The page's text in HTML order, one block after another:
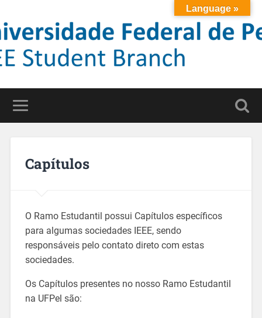
Capítulos
O Ramo Estudantil possui Capítulos específicos
para algumas sociedades IEEE, sendo
responsáveis pelo contato direto com estas
sociedades.
Os Capítulos presentes no nosso Ramo Estudantil
na UFPel são:
Language »